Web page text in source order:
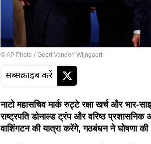
© AP Photo / Geert Vanden Wijngaert
सब्सक्राइब करें
नाटो महासचिव मार्क रुट्टे रक्षा खर्च और भार-
राष्ट्रपति डोनाल्ड ट्रंप और वरिष्ठ
वाशिंगटन की यात्रा करेंगे, गठबंधन ने घोषणा